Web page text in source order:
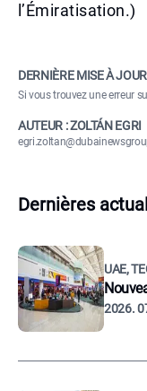
l’Émiratisation.)
DERNIÈRE MISE À
Si vous trouvez une erreur
AUTEUR : ZOLTÁN EGRI
Dernières
UAE,
2026.